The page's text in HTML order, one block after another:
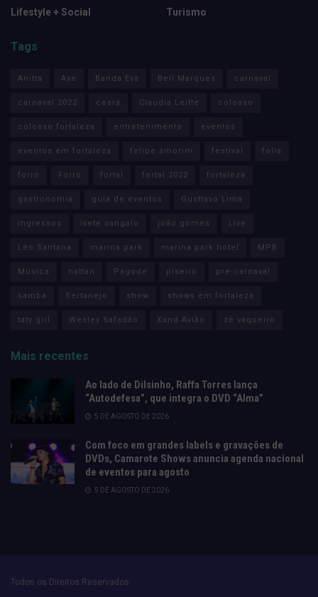
Lifestyle + Social
Turismo
Tags
Anitta Axé Banda Eva Bell Marques carnaval
carnaval 2022 ceará Claudia Leitte colosso
colosso fortaleza entretenimento eventos
eventos em fortaleza felipe amorim festival folia
forro Forró fortal fortal 2022 fortaleza
gastronomia guia de eventos Gusttavo Lima
ingressos ivete sangalo joão gomes Live
Léo Santana marina park marina park hotel MPB
Música nattan Pagode piseiro pré-carnaval
samba Sertanejo show shows em fortaleza
taty girl Wesley Safadão Xand Avião zé vaqueiro
Mais recentes
Ao lado de Dilsinho, Raffa Torres lança
“Autodefesa”, que integra o DVD “Alma”
5 DE AGOSTO DE 2026
Com foco em grandes labels e gravações de
DVDs, Camarote Shows anuncia agenda nacional
de eventos para agosto
5 DE AGOSTO DE 2026
Todos os Direitos Reservados